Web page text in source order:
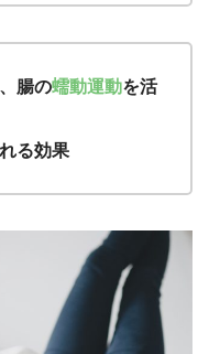
腸の蠕動運動を活
る効果